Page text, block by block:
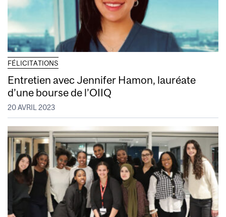
FÉLICITATIONS
Entretien avec Jennifer Hamon, lauréate
d’une bourse de l’OIIQ
20 AVRIL 2023